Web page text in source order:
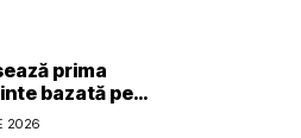
prima
bazată pe
pentru a ajuta
2026